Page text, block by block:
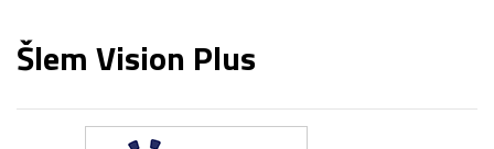
Šlem Vision Plus